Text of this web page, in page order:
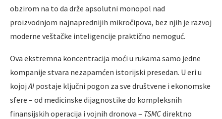
obzirom na to da drže apsolutni monopol nad
proizvodnjom najnaprednijih mikročipova, bez njih je razvoj
moderne veštačke inteligencije praktično nemoguć.
Ova ekstremna koncentracija moći u rukama samo jedne
kompanije stvara nezapamćen istorijski presedan. U eri u
kojoj AI postaje ključni pogon za sve društvene i ekonomske
sfere – od medicinske dijagnostike do kompleksnih
finansijskih operacija i vojnih dronova – TSMCdirektno